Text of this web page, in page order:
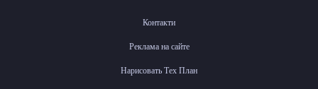
Контакти
Реклама на сайте
Нарисовать Тех План